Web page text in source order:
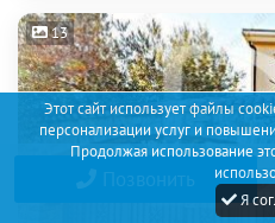
Этот сайт использует файлы
персонализации услуг и
Продолжая использование
Я
13
Позвонить